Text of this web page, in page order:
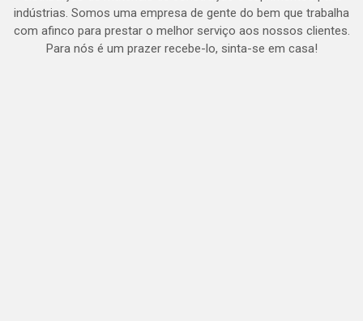
indústrias. Somos uma empresa de gente do bem que trabalha
com afinco para prestar o melhor serviço aos nossos clientes.
Para nós é um prazer recebe-lo, sinta-se em casa!